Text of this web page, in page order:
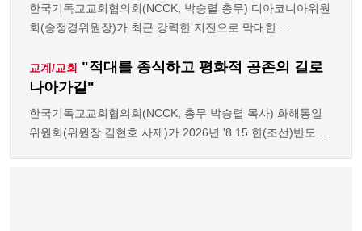
한국기독교교회협의회(NCCK, 박승렬 총무) 디아코니아위원
회(송정경위원장)가 최근 강력한 지진으로 막대한 ...
교계/교회 "적대를 종식하고 평화적 공존의 길로
나아가길"
한국기독교교회협의회(NCCK, 총무 박승렬 목사) 화해통일
위원회(위원장 김현호 사제)가 2026년 '8.15 한(조선)반도 ...